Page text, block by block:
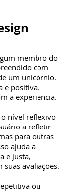
membro do
com
um unicórnio.
e positiva,
a experiência.
nível reflexivo
a refletir
para outras
ajuda a
e justa,
avaliações.
ou